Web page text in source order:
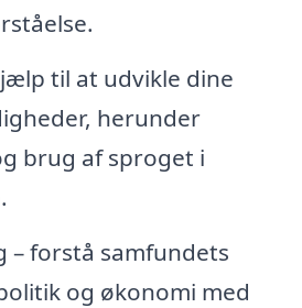
til at udvikle dine
herunder
brug af sproget i
– forstå samfundets
og økonomi med